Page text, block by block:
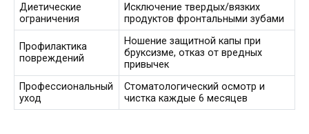
Диетические
ограничения
Исключение твердых/вязких
продуктов фронтальными зубами
Профилактика
повреждений
Ношение защитной капы при
бруксизме, отказ от вредных
привычек
Профессиональный
уход
Стоматологический осмотр и
чистка каждые 6 месяцев